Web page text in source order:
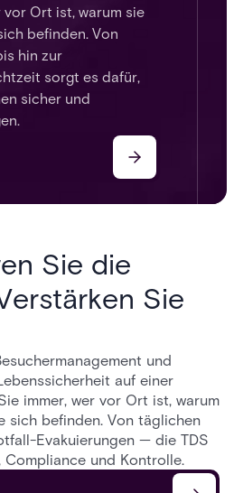
vor Ort ist, warum sie
befinden. Von
hin zur
sorgt es dafür,
sicher und
Sie die
Sie
und
auf einer
immer, wer vor Ort ist, warum
sich befinden. Von täglichen
Evakuierungen — die TDS
und Kontrolle.